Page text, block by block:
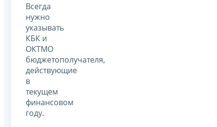
Всегда
нужно
указывать
КБК и
ОКТМО
бюджетополучателя,
действующие
в
текущем
финансовом
году.